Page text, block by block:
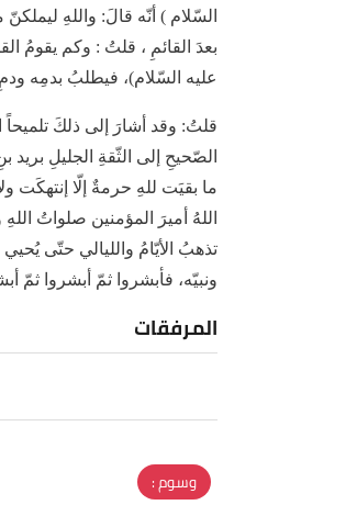
السّلام ) أنّه قالَ: واللهِ
بعدَ القائمِ ، قلتُ : وكم يقومُ
عليه السّلام)، فيطلبُ بدمِه
الصّحيحِ إلى الثّقةِ الجليلِ
ما بقيَت للهِ حرمةٌ إلّا إنتهكَت
اللهُ أميرَ المؤمنين صلواتُ
تذهبُ الأيّامُ والليالي حتّى
ونبيّه، فأبشروا ثمّ أبشروا ثمّ
المرفقات
وسوم :